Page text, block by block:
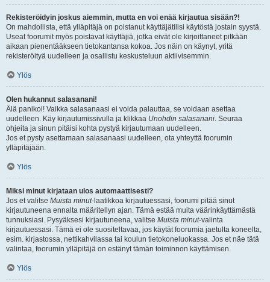
Rekisteröidyin joskus aiemmin, mutta en voi enää kirjautua sisään?!
On mahdollista, että ylläpitäjä on poistanut käyttäjätilisi käytöstä jostain syystä.
Useat foorumit myös poistavat käyttäjiä, jotka eivät ole kirjoittaneet pitkään
aikaan pienentääkseen tietokantansa kokoa. Jos näin on käynyt, yritä
rekisteröityä uudelleen ja osallistu keskusteluun aktiivisemmin.
Ylös
Olen hukannut salasanani!
Älä panikoi! Vaikka salasanaasi ei voida palauttaa, se voidaan asettaa
uudelleen. Käy kirjautumissivulla ja klikkaa Unohdin salasanani. Seuraa
ohjeita ja sinun pitäisi kohta pystyä kirjautumaan uudelleen.
Jos et pysty asettamaan salasanaasi uudelleen, ota yhteyttä foorumin
ylläpitäjään.
Ylös
Miksi minut kirjataan ulos automaattisesti?
Jos et valitse Muista minut-laatikkoa kirjautuessasi, foorumi pitää sinut
kirjautuneena ennalta määritellyn ajan. Tämä estää muita väärinkäyttämästä
tunnuksiasi. Pysyäksesi kirjautuneena, valitse Muista minut-valinta
kirjautuessasi. Tämä ei ole suositeltavaa, jos käytät foorumia jaetulta koneelta,
esim. kirjastossa, nettikahvilassa tai koulun tietokoneluokassa. Jos et näe tätä
valintaa, foorumin ylläpitäjä on estänyt tämän toiminnon käyttämisen.
Ylös